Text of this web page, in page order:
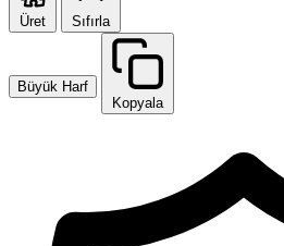
Üret Sıfırla
Büyük Harf
Kopyala